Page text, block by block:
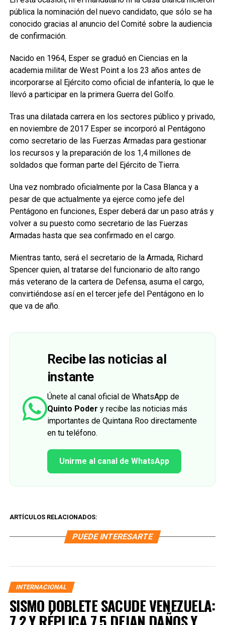
pública la nominación del nuevo candidato, que sólo se ha
conocido gracias al anuncio del Comité sobre la audiencia
de confirmación.
Nacido en 1964, Esper se graduó en Ciencias en la
academia militar de West Point a los 23 años antes de
incorporarse al Ejército como oficial de infantería, lo que le
llevó a participar en la primera Guerra del Golfo.
Tras una dilatada carrera en los sectores público y privado,
en noviembre de 2017 Esper se incorporó al Pentágono
como secretario de las Fuerzas Armadas para gestionar
los recursos y la preparación de los 1,4 millones de
soldados que forman parte del Ejército de Tierra.
Una vez nombrado oficialmente por la Casa Blanca y a
pesar de que actualmente ya ejerce como jefe del
Pentágono en funciones, Esper deberá dar un paso atrás y
volver a su puesto como secretario de las Fuerzas
Armadas hasta que sea confirmado en el cargo.
Mientras tanto, será el secretario de la Armada, Richard
Spencer quien, al tratarse del funcionario de alto rango
más veterano de la cartera de Defensa, asuma el cargo,
convirtiéndose así en el tercer jefe del Pentágono en lo
que va de año.
Recibe las noticias al
instante
Únete al canal oficial de WhatsApp de
Quinto Poder y recibe las noticias más
importantes de Quintana Roo directamente
en tu teléfono.
Unirme al canal de WhatsApp
ARTÍCULOS RELACIONADOS:
PUEDE INTERESARTE
INTERNACIONAL
SISMO DOBLETE SACUDE VENEZUELA: